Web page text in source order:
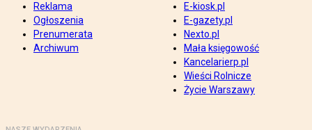
Reklama
Ogłoszenia
Prenumerata
Archiwum
E-kiosk.pl
E-gazety.pl
Nexto.pl
Mała księgowość
Kancelarierp.pl
Wieści Rolnicze
Życie Warszawy